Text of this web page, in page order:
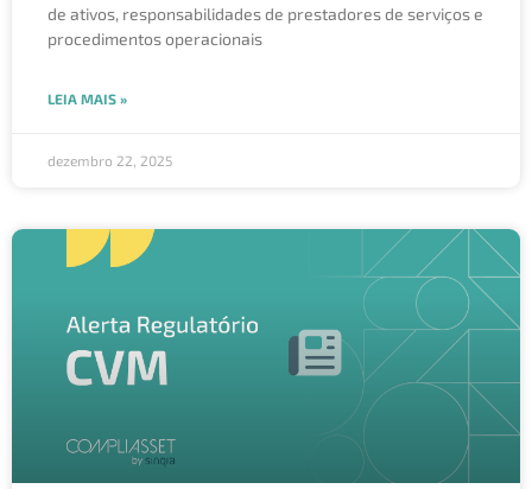
de ativos, responsabilidades de prestadores de serviços e
procedimentos operacionais
LEIA MAIS »
dezembro 22, 2025